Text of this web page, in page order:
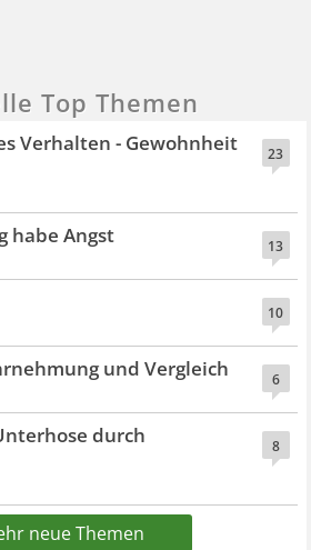
Top Themen
23
Verhalten - Gewohnheit
13
habe Angst
10
6
und Vergleich
8
durch
neue Themen